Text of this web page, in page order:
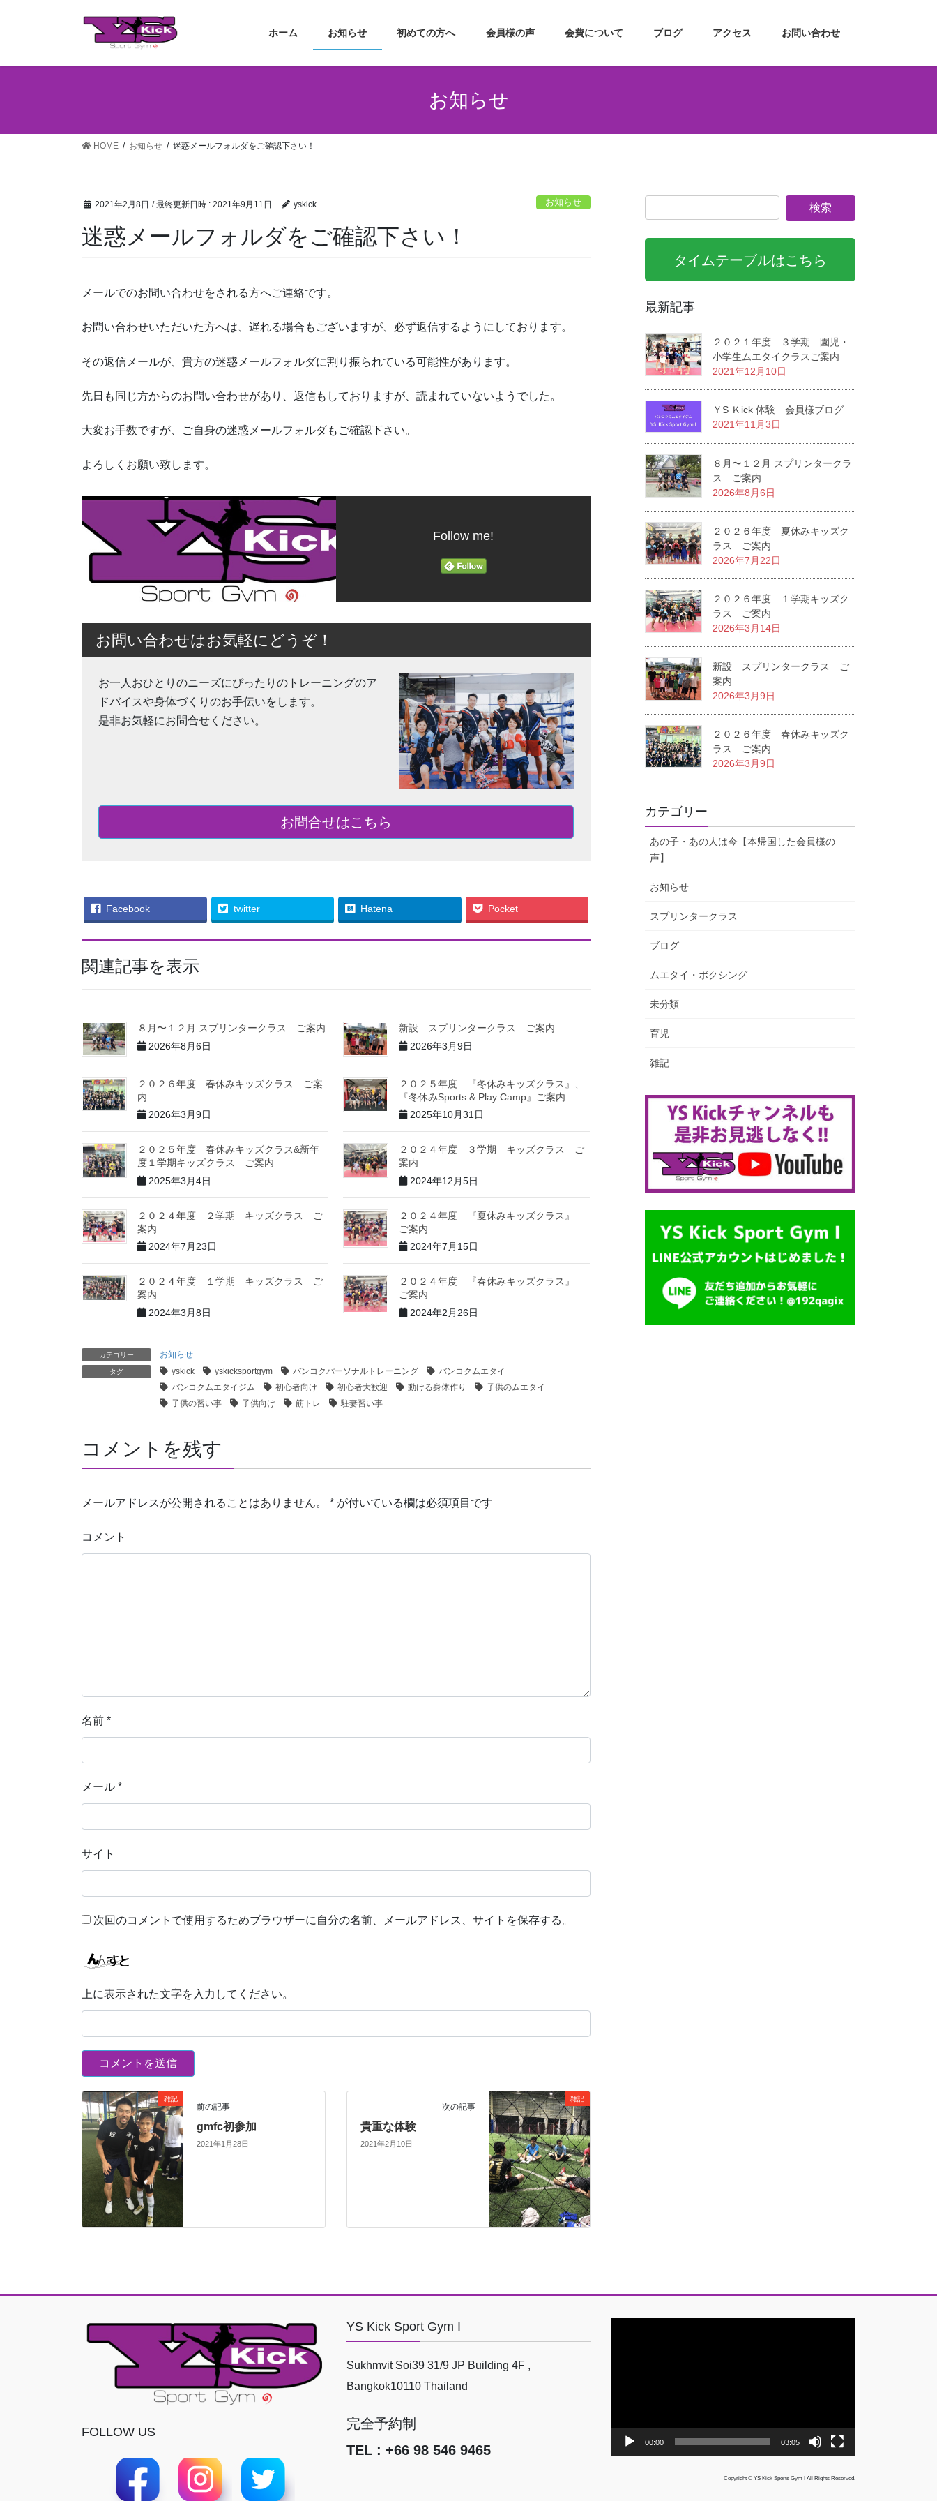
ホーム お知らせ 初めての方へ 会員様の声 会費について ブログ アクセス お問い合わせ
お知らせ
HOME お知らせ 迷惑メールフォルダをご確認下さい！
2021年2月8日 / 最終更新日時 : 2021年9月11日 yskick お知らせ
迷惑メールフォルダをご確認下さい！
メールでのお問い合わせをされる方へご連絡です。
お問い合わせいただいた方へは、遅れる場合もございますが、必ず返信するようにしております。
その返信メールが、貴方の迷惑メールフォルダに割り振られている可能性があります。
先日も同じ方からのお問い合わせがあり、返信もしておりますが、読まれていないようでした。
大変お手数ですが、ご自身の迷惑メールフォルダもご確認下さい。
よろしくお願い致します。
Follow me!
お問い合わせはお気軽にどうぞ！
お一人おひとりのニーズにぴったりのトレーニングのア
ドバイスや身体づくりのお手伝いをします。
是非お気軽にお問合せください。
お問合せはこちら
Facebook twitter Hatena Pocket
関連記事を表示
８月〜１２月 スプリンタークラス ご案内
2026年8月6日
新設 スプリンタークラス ご案内
2026年3月9日
２０２６年度 春休みキッズクラス ご案
内
2026年3月9日
２０２５年度 『冬休みキッズクラス』、
『冬休みSports & Play Camp』ご案内
2025年10月31日
２０２５年度 春休みキッズクラス&新年
度１学期キッズクラス ご案内
2025年3月4日
２０２４年度 ３学期 キッズクラス ご
案内
2024年12月5日
２０２４年度 ２学期 キッズクラス ご
案内
2024年7月23日
２０２４年度 『夏休みキッズクラス』
ご案内
2024年7月15日
２０２４年度 １学期 キッズクラス ご
案内
2024年3月8日
２０２４年度 『春休みキッズクラス』
ご案内
2024年2月26日
カテゴリー お知らせ
タグ yskick yskicksportgym バンコクパーソナルトレーニング
バンコクムエタイ
バンコクムエタイジム
初心者向け 初心者大歓迎 動ける身体作り
子供のムエタイ
子供の習い事
子供向け 筋トレ 駐妻習い事
コメントを残す
メールアドレスが公開されることはありません。 * が付いている欄は必須項目です
コメント
名前 *
メール *
サイト
次回のコメントで使用するためブラウザーに自分の名前、メールアドレス、サイトを保存する。
上に表示された文字を入力してください。
雑記
前の記事
gmfc初参加
2021年1月28日
雑記
次の記事
貴重な体験
2021年2月10日
タイムテーブルはこちら
最新記事
２０２１年度 ３学期 園児・
小学生ムエタイクラスご案内
2021年12月10日
ＹS Ｋick 体験 会員様ブログ
2021年11月3日
８月〜１２月 スプリンタークラ
ス ご案内
2026年8月6日
２０２６年度 夏休みキッズク
ラス ご案内
2026年7月22日
２０２６年度 １学期キッズク
ラス ご案内
2026年3月14日
新設 スプリンタークラス ご
案内
2026年3月9日
２０２６年度 春休みキッズク
ラス ご案内
2026年3月9日
カテゴリー
あの子・あの人は今【本帰国した会員様の
声】
お知らせ
スプリンタークラス
ブログ
ムエタイ・ボクシング
未分類
育児
雑記
FOLLOW US
YS Kick Sport Gym I
Sukhmvit Soi39 31/9 JP Building 4F ,
Bangkok10110 Thailand
完全予約制
TEL : +66 98 546 9465
ー
00:00 03:05
Copyright © YS Kick Sports Gym I All Rights Reserved.